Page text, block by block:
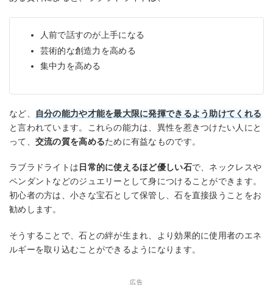
人前で話すのが上手になる
芸術的な創造力を高める
集中力を高める
など、
自分の能力や才能を最大限に発揮できるよう助けてくれる
と言われています。これらの能力は、異性を惹きつけたい人にと
って、 交流の質を高めるために有益なものです。
ラブラドライトは 日常的に使えるほど優しい石で、ネックレスや
ペンダントなどのジュエリーとして身につけることができます。
初心者の方は、小さな宝石として保管し、石を直接扱うことをお
勧めします。
そうすることで、石との絆が生まれ、より効果的に使用者のエネ
ルギーを取り込むことができるようになります。
広告